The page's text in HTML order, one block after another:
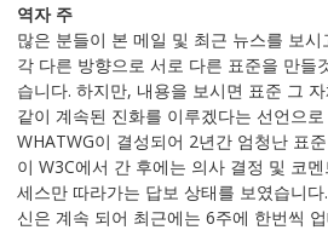
역자 주
많은 분들이 본 메일 및 최근 뉴스를 보
각 다른 방향으로 서로 다른 표준을 만들
습니다. 하지만, 내용을 보시면 표준 그
같이 계속된 진화를 이루겠다는 선언으
WHATWG이 결성되어 2년간 엄청난 표
이 W3C에서 간 후에는 의사 결정 및 코
세스만 따라가는 답보 상태를 보였습니
신은 계속 되어 최근에는 6주에 한번씩